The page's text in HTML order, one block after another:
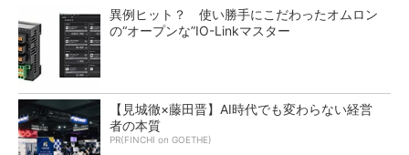
異例ヒット？ 使い勝手にこだわったオムロン
の“オープンな”IO-Linkマスター
【見城徹×藤田晋】AI時代でも変わらない経営
者の本質
PR(FINCHI on GOETHE)